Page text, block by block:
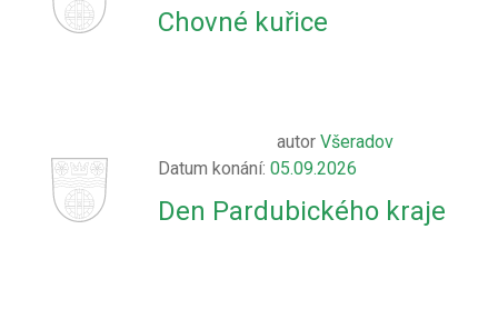
Chovné kuřice
autor Všeradov
Datum konání: 05.09.2026
Den Pardubického kraje